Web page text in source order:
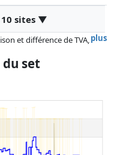
sites ▼
plus
et différence de TVA,
depuis la dernière mise
la rémunération des
l'ordre.
set